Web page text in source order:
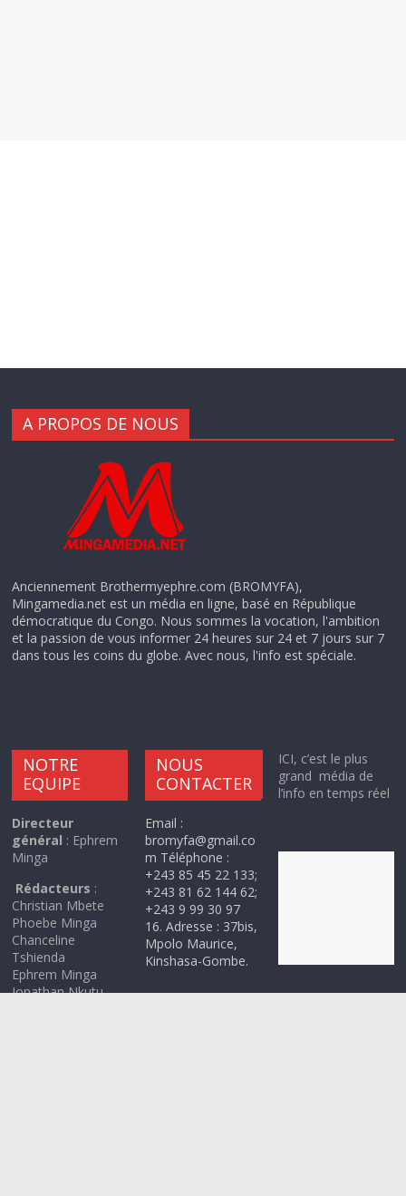
A PROPOS DE NOUS
Anciennement Brothermyephre.com (BROMYFA),
Mingamedia.net est un média en ligne, basé en République
démocratique du Congo. Nous sommes la vocation, l'ambition
et la passion de vous informer 24 heures sur 24 et 7 jours sur 7
dans tous les coins du globe. Avec nous, l'info est spéciale.
NOTRE
EQUIPE
Directeur
général : Ephrem
Minga
Rédacteurs :
Christian Mbete
Phoebe Minga
Chanceline
Tshienda
Ephrem Minga
Jonathan Nkutu
NOUS
CONTACTER
Email :
bromyfa@gmail.co
m Téléphone :
+243 85 45 22 133;
+243 81 62 144 62;
+243 9 99 30 97
16. Adresse : 37bis,
Mpolo Maurice,
Kinshasa-Gombe.
ICI, c’est le plus
grand média de
l’info en temps réel